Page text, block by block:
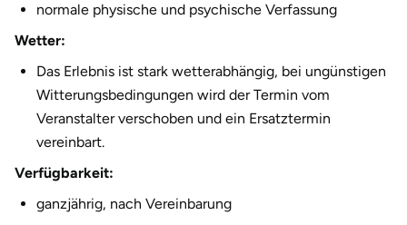
normale physische und psychische Verfassung
Wetter:
Das Erlebnis ist stark wetterabhängig, bei ungünstigen
Witterungsbedingungen wird der Termin vom
Veranstalter verschoben und ein Ersatztermin
vereinbart.
Verfügbarkeit:
ganzjährig, nach Vereinbarung